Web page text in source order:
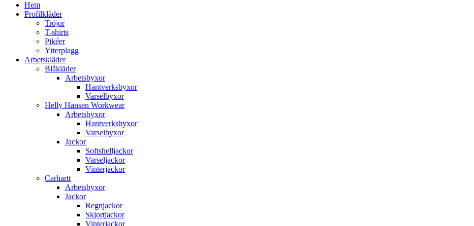
Hem
Profilkläder
Tröjor
T-shirts
Pikéer
Ytterplagg
Arbetskläder
Blåkläder
Arbetsbyxor
Hantverksbyxor
Varselbyxor
Helly Hansen Workwear
Arbetsbyxor
Hantverksbyxor
Varselbyxor
Jackor
Softshelljackor
Varseljackor
Vinterjackor
Carhartt
Arbetsbyxor
Jackor
Regnjackor
Skjortjackor
Vinterjackor